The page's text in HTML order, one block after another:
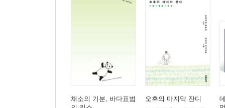
채소의 기분, 바다표범
오후의 마지막 잔디